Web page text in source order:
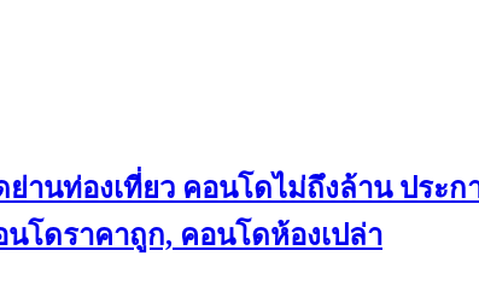
านท่องเที่ยว คอนโดไม่ถึงล้าน ประ
โดราคาถูก, คอนโดห้องเปล่า